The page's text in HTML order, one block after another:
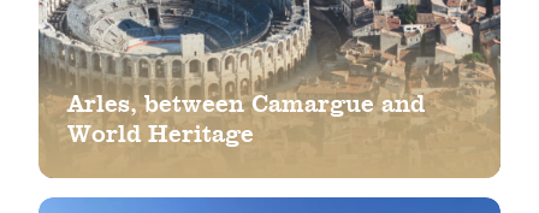
Arles, between Camargue and
World Heritage